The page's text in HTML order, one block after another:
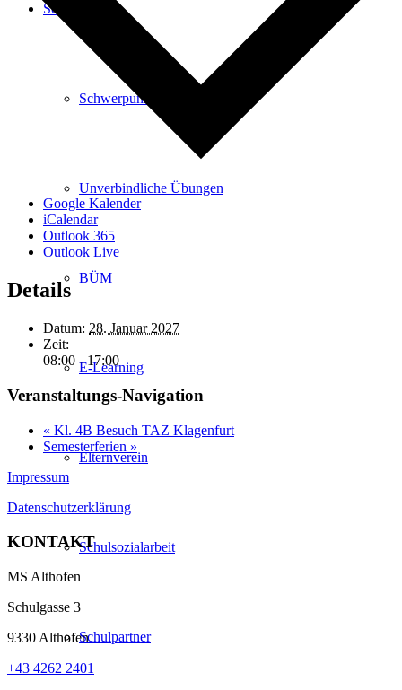
Schule
Schwerpunkte
Unverbindliche Übungen
BÜM
E-Learning
Elternverein
Schulsozialarbeit
Schulpartner
Google Kalender
iCalendar
Outlook 365
Outlook Live
Details
Datum: 28. Januar 2027
Zeit:
08:00 - 17:00
Veranstaltungs-Navigation
« Kl. 4B Besuch TAZ Klagenfurt
Semesterferien »
Impressum
Datenschutzerklärung
KONTAKT
MS Althofen
Schulgasse 3
9330 Althofen
+43 4262 2401